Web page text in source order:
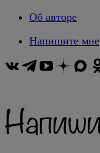
Об авторе
Напишите мне